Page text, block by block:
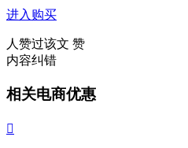
进入购买
人赞过该文 赞
内容纠错
相关电商优惠
